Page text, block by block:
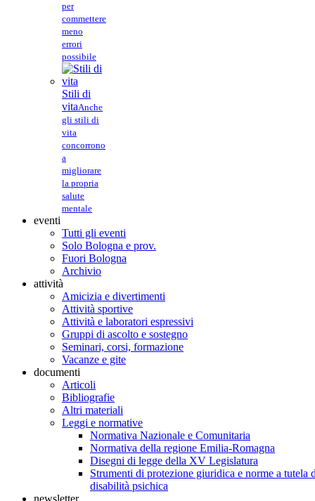
per
commettere
meno
errori
possibile
Stili di
vitaAnche
gli stili di
vita
concorrono
a
migliorare
la propria
salute
mentale
eventi
Tutti gli eventi
Solo Bologna e prov.
Fuori Bologna
Archivio
attività
Amicizia e divertimenti
Attività sportive
Attività e laboratori espressivi
Gruppi di ascolto e sostegno
Seminari, corsi, formazione
Vacanze e gite
documenti
Articoli
Bibliografie
Altri materiali
Leggi e normative
Normativa Nazionale e Comunitaria
Normativa della regione Emilia-Romagna
Disegni di legge della XV Legislatura
Strumenti di protezione giuridica e norme a tutela
disabilità psichica
newsletter